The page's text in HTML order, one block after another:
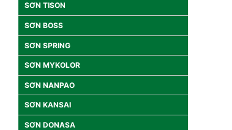
SƠN TISON
SƠN BOSS
SƠN SPRING
SƠN MYKOLOR
SƠN NANPAO
SƠN KANSAI
SƠN DONASA